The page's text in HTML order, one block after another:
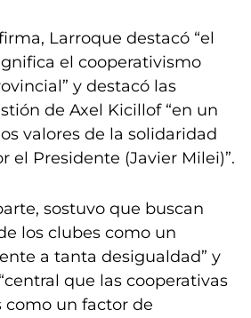
Larroque destacó “el
el cooperativismo
y destacó las
de Axel Kicillof “en un
valores de la solidaridad
el Presidente (Javier Milei)”.
sostuvo que buscan
los clubes como un
a tanta desigualdad” y
que las cooperativas
como un factor de